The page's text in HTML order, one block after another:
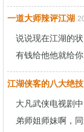
一道大师辣评江湖
说说现在江湖的
有钱给他他就给
江湖侠客的八大绝技
大凡武侠电视剧
弟师姐师妹啊，